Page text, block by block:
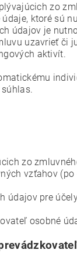
zo
ktoré sú
údajov je
uzavrieť či
aktivít.
zo
vzťahov
údajov pre
osobné